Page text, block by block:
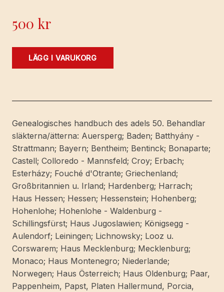
500 kr
Genealogisches
häuser.
Häuser
Band
IX.
Hauptbearbeiter:
Walter
v.
Hueck.
mängd
LÄGG I VARUKORG
Genealogisches handbuch des adels 50. Behandlar
släkterna/ätterna: Auersperg; Baden; Batthyány -
Strattmann; Bayern; Bentheim; Bentinck; Bonaparte;
Castell; Colloredo - Mannsfeld; Croy; Erbach;
Esterházy; Fouché d'Otrante; Griechenland;
Großbritannien u. Irland; Hardenberg; Harrach;
Haus Hessen; Hessen; Hessenstein; Hohenberg;
Hohenlohe; Hohenlohe - Waldenburg -
Schillingsfürst; Haus Jugoslawien; Königsegg -
Aulendorf; Leiningen; Lichnowsky; Looz u.
Corswarem; Haus Mecklenburg; Mecklenburg;
Monaco; Haus Montenegro; Niederlande;
Norwegen; Haus Österreich; Haus Oldenburg; Paar,
Pappenheim, Papst, Platen Hallermund, Porcia,